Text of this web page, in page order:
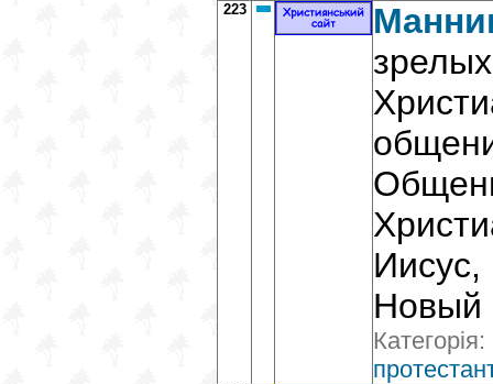
223
Иисус,
Новый
Категорія: